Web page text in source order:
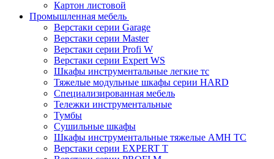
Картон листовой
Промышленная мебель
Верстаки серии Garage
Верстаки серии Master
Верстаки серии Profi W
Верстаки серии Expert WS
Шкафы инструментальные легкие тс
Тяжелые модульные шкафы серии HARD
Cпециализированная мебель
Тележки инструментальные
Тумбы
Cушильные шкафы
Шкафы инструментальные тяжелые AMH TC
Верстаки серии EXPERT T